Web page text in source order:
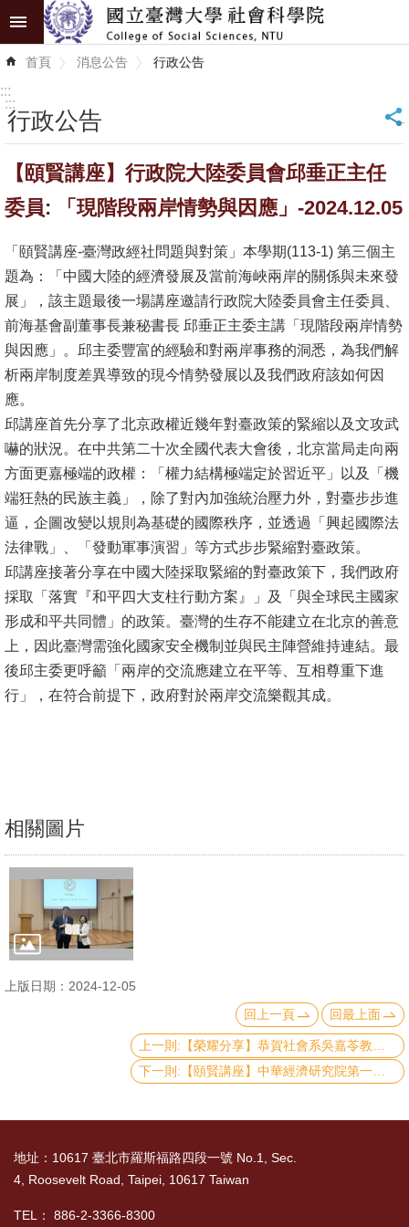
跳到主要內容區塊
進
階
識
學
學
研
究
消
息
公
告
國
際
化
高
教
深
文
件
輔
&
資
源
首頁 消息公告 行政公告
:::
:::
行政公告 _
【頤賢講座】行政院大陸委員會邱垂正主任
委員: 「現階段兩岸情勢與因應」-2024.12.05
「頤賢講座-臺灣政經社問題與對策」本學期(113-1) 第三個主
題為：「中國大陸的經濟發展及當前海峽兩岸的關係與未來發
展」，該主題最後一場講座邀請行政院大陸委員會主任委員、
前海基會副董事長兼秘書長 邱垂正主委主講「現階段兩岸情勢
與因應」。邱主委豐富的經驗和對兩岸事務的洞悉，為我們解
析兩岸制度差異導致的現今情勢發展以及我們政府該如何因
應。
邱講座首先分享了北京政權近幾年對臺政策的緊縮以及文攻武
嚇的狀況。在中共第二十次全國代表大會後，北京當局走向兩
方面更嘉極端的政權：「權力結構極端定於習近平」以及「機
端狂熱的民族主義」，除了對內加強統治壓力外，對臺步步進
逼，企圖改變以規則為基礎的國際秩序，並透過「興起國際法
法律戰」、「發動軍事演習」等方式步步緊縮對臺政策。
邱講座接著分享在中國大陸採取緊縮的對臺政策下，我們政府
採取「落實『和平四大支柱行動方案』」及「與全球民主國家
形成和平共同體」的政策。臺灣的生存不能建立在北京的善意
上，因此臺灣需強化國家安全機制並與民主陣營維持連結。最
後邱主委更呼籲「兩岸的交流應建立在平等、互相尊重下進
行」，在符合前提下，政府對於兩岸交流樂觀其成。
相關圖片
上版日期：2024-12-05
回上一頁
回最上面
地址：10617 臺北市羅斯福路四段一號 No.1, Sec.
4, Roosevelt Road, Taipei, 10617 Taiwan
TEL： 886-2-3366-8300